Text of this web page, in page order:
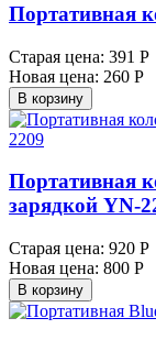
Портативная
Старая цена: 391 Р
Новая цена: 260 Р
В корзину
Портативная
зарядкой YN-
Старая цена: 920 Р
Новая цена: 800 Р
В корзину